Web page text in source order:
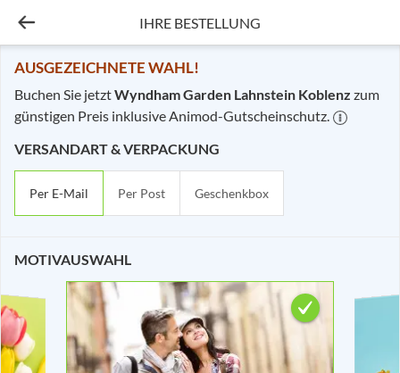
IHRE BESTELLUNG
Ihre Bestellung -
AUSGEZEICHNETE WAHL!
Buchen Sie jetztWyndham Garden Lahnstein Koblenz zum
günstigen Preis inklusive Animod-Gutscheinschutz.
VERSANDART & VERPACKUNG
Per E-Mail Per Post Geschenkbox
MOTIVAUSWAHL